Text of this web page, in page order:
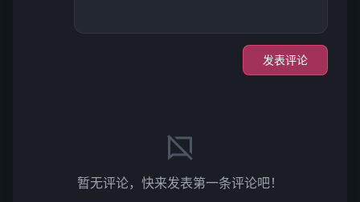
发表评论
暂无评论，快来发表第一条评论吧！